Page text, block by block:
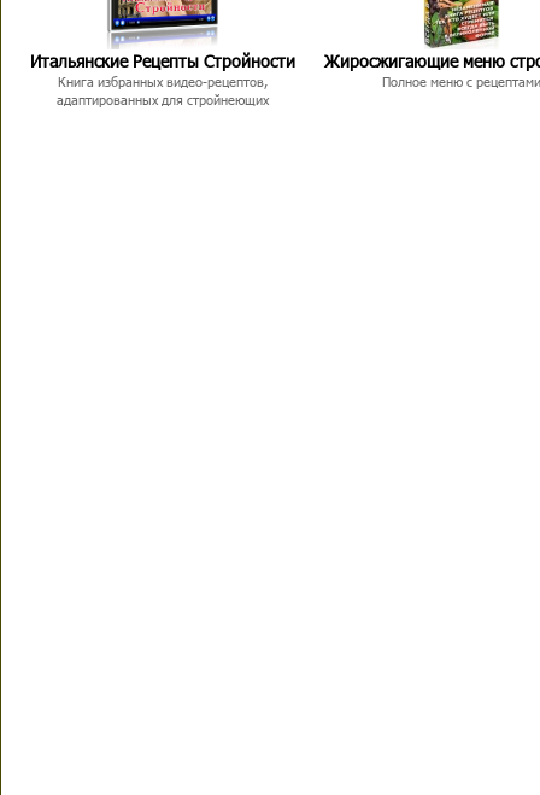
Итальянские Рецепты Стройности
Книга избранных видео-рецептов,
адаптированных для стройнеющих
Жиросжигающие меню
Полное меню с рецептами